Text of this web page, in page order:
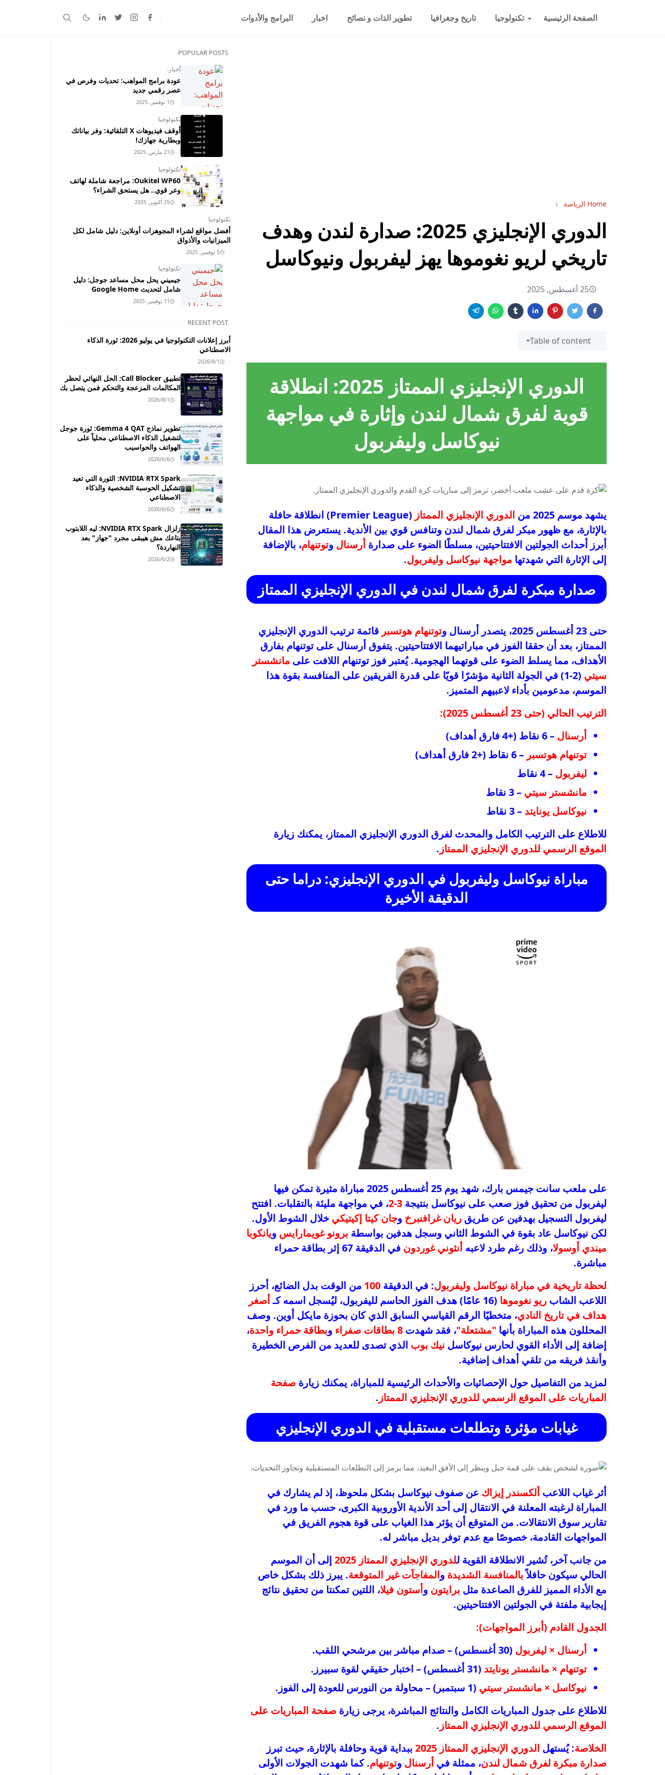
الصفحة الرئيسية تكنولوجيا تاريخ وجغرافيا تطوير الذات و نصائح اخبار البرامج والأدوات
Home الرياضة
الدوري الإنجليزي 2025: صدارة لندن وهدف
تاريخي لريو نغوموها يهز ليفربول ونيوكاسل
25 أغسطس, 2025
Table of content
الدوري الإنجليزي الممتاز 2025
: انطلاقة
قوية لفرق شمال لندن وإثارة في مواجهة
نيوكاسل وليفربول
يشهد موسم 2025 من الدوري الإنجليزي الممتاز
(Premier League) انطلاقة حافلة
بالإثارة، مع ظهور مبكر لفرق شمال لندن وتنافس قوي بين الأندية. يستعرض هذا المقال
أبرز أحداث الجولتين الافتتاحيتين، مسلطًا الضوء على صدارة أرسنال وتوتنهام، بالإضافة
إلى الإثارة التي شهدتها مواجهة نيوكاسل وليفربول.
صدارة مبكرة لفرق شمال لندن في الدوري الإنجليزي الممتاز
حتى 23 أغسطس 2025، يتصدر أرسنال و توتنهام هوتسبر قائمة ترتيب الدوري الإنجليزي
الممتاز، بعد أن حققا الفوز في مباراتيهما الافتتاحيتين. يتفوق أرسنال على توتنهام بفارق
الأهداف، مما يسلط الضوء على قوتهما الهجومية. يُعتبر فوز توتنهام اللافت على مانشستر
سيتي
(2-1) في الجولة الثانية مؤشرًا قويًا على قدرة الفريقين على المنافسة بقوة هذا
الموسم، مدعومين بأداء لاعبيهم المتميز.
الترتيب الحالي (حتى 23 أغسطس 2025):
أرسنال – 6 نقاط (+4 فارق أهداف)
توتنهام هوتسبر – 6 نقاط (+2 فارق أهداف)
ليفربول – 4 نقاط
مانشستر سيتي – 3 نقاط
نيوكاسل يونايتد – 3 نقاط
للاطلاع على الترتيب الكامل والمحدث لفرق الدوري الإنجليزي الممتاز، يمكنك زيارة
الموقع الرسمي للدوري الإنجليزي الممتاز .
مباراة نيوكاسل وليفربول في الدوري الإنجليزي: دراما حتى
الدقيقة الأخيرة
على ملعب سانت جيمس بارك، شهد يوم 25 أغسطس 2025 مباراة مثيرة تمكن فيها
ليفربول من تحقيق فوز صعب على نيوكاسل بنتيجة 3-2
، في مواجهة مليئة بالتقلبات. افتتح
ليفربول التسجيل بهدفين عن طريق ريان غرافنبرخ وجان كيتا إكيتيكي خلال الشوط الأول.
لكن نيوكاسل عاد بقوة في الشوط الثاني وسجل هدفين بواسطة برونو غويمارايس ويانكوبا
ميندي أوسولا، وذلك رغم طرد لاعبه أنثوني غوردون
في الدقيقة 67 إثر بطاقة حمراء
مباشرة.
لحظة تاريخية في مباراة نيوكاسل وليفربول: في الدقيقة 100 من الوقت بدل الضائع، أحرز
اللاعب الشاب ريو نغوموها (16 عامًا) هدف الفوز الحاسم لليفربول، ليُسجل اسمه كـ
أصغر
هداف في تاريخ النادي، متخطيًا الرقم القياسي السابق الذي كان بحوزة مايكل أوين. وصف
المحللون هذه المباراة بأنها "مشتعلة"، فقد شهدت 8 بطاقات صفراء وبطاقة حمراء واحدة،
إضافة إلى الأداء القوي لحارس نيوكاسل نيك بوب الذي تصدى للعديد من الفرص الخطيرة
وأنقذ فريقه من تلقي أهداف إضافية.
لمزيد من التفاصيل حول الإحصائيات والأحداث الرئيسية للمباراة، يمكنك زيارة صفحة
المباريات على الموقع الرسمي للدوري الإنجليزي الممتاز .
غيابات مؤثرة وتطلعات مستقبلية في الدوري الإنجليزي
أثر غياب اللاعب ألكسندر إيزاك عن صفوف نيوكاسل بشكل ملحوظ، إذ لم يشارك في
المباراة لرغبته المعلنة في الانتقال إلى أحد الأندية الأوروبية الكبرى، حسب ما ورد في
تقارير سوق الانتقالات. من المتوقع أن يؤثر هذا الغياب على قوة هجوم الفريق في
المواجهات القادمة، خصوصًا مع عدم توفر بديل مباشر له.
من جانب آخر، تُشير الانطلاقة القوية للدوري الإنجليزي الممتاز 2025
إلى أن الموسم
الحالي سيكون حافلاًبالمنافسة الشديدة والمفاجآت غير المتوقعة. يبرز ذلك بشكل خاص
مع الأداء المميز للفرق الصاعدة مثل برايتون وأستون فيلا، اللتين تمكنتا من تحقيق نتائج
إيجابية ملفتة في الجولتين الافتتاحيتين.
الجدول القادم (أبرز المواجهات):
أرسنال × ليفربول (30 أغسطس) – صدام مباشر بين مرشحي اللقب.
توتنهام × مانشستر يونايتد (31 أغسطس) – اختبار حقيقي لقوة سبيرز.
نيوكاسل × مانشستر سيتي (1 سبتمبر) – محاولة من النورس للعودة إلى الفوز.
للاطلاع على جدول المباريات الكامل والنتائج المباشرة، يرجى زيارة صفحة المباريات على
الموقع الرسمي للدوري الإنجليزي الممتاز .
الخلاصة: يُستهل الدوري الإنجليزي الممتاز 2025
ببداية قوية وحافلة بالإثارة، حيث تبرز
صدارة مبكرة لفرق شمال لندن، ممثلة في أرسنال وتوتنهام. كما شهدت الجولات الأولى
POPULAR POSTS
أخبار.
عودة برامج المواهب: تحديات وفرص في
عصر رقمي جديد
1 نوفمبر, 2025
تكنولوجيا
أوقف فيديوهات X التلقائية: وفر بياناتك
وبطارية جهازك!
21 مارس, 2025
تكنولوجيا
Oukitel WP60: مراجعة شاملة لهاتف
وعر قوي.. هل يستحق الشراء؟
25 أكتوبر, 2025
تكنولوجيا
أفضل مواقع لشراء المجوهرات أونلاين: دليل شامل لكل
الميزانيات والأذواق
5 نوفمبر, 2025
تكنولوجيا
جيميني يحل محل مساعد جوجل: دليل
شامل لتحديث Google Home
11 نوفمبر, 2025
RECENT POST
أبرز إعلانات التكنولوجيا في يوليو 2026: ثورة الذكاء
الاصطناعي
2026/8/1
تطبيق Call Blocker: الحل النهائي لحظر
المكالمات المزعجة والتحكم فمن يتصل بك
2026/8/1
تطوير نماذج Gemma 4 QAT: ثورة جوجل
لتشغيل الذكاء الاصطناعي محلياً على
الهواتف والحواسيب
2026/6/6
NVIDIA RTX Spark: الثورة التي تعيد
تشكيل الحوسبة الشخصية والذكاء
الاصطناعي
2026/6/6
زلزال NVIDIA RTX Spark: ليه اللابتوب
بتاعك مش هيبقى مجرد "جهاز" بعد
النهاردة؟
2026/6/2